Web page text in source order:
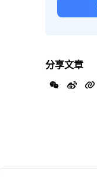
分享文章